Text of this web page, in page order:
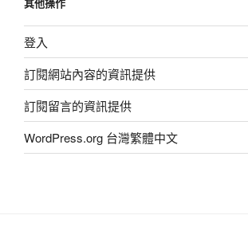
登入
訂閱網站內容的資訊提供
訂閱留言的資訊提供
WordPress.org 台灣繁體中文